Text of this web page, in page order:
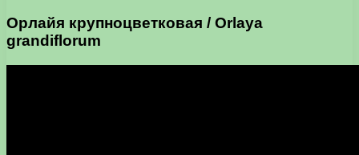
Орлайя крупноцветковая / Orlaya
grandiflorum